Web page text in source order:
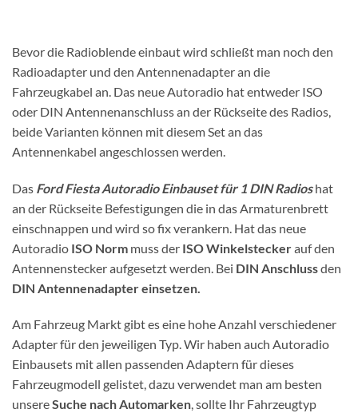
Bevor die Radioblende einbaut wird schließt man noch den
Radioadapter und den Antennenadapter an die
Fahrzeugkabel an. Das neue Autoradio hat entweder ISO
oder DIN Antennenanschluss an der Rückseite des Radios,
beide Varianten können mit diesem Set an das
Antennenkabel angeschlossen werden.
Das Ford Fiesta Autoradio Einbauset für 1 DIN Radioshat
an der Rückseite Befestigungen die in das Armaturenbrett
einschnappen und wird so fix verankern. Hat das neue
Autoradio ISO Norm muss der ISO Winkelsteckerauf den
Antennenstecker aufgesetzt werden. Bei DIN Anschlussden
DIN Antennenadapter einsetzen.
Am Fahrzeug Markt gibt es eine hohe Anzahl verschiedener
Adapter für den jeweiligen Typ. Wir haben auch Autoradio
Einbausets mit allen passenden Adaptern für dieses
Fahrzeugmodell gelistet, dazu verwendet man am besten
unsereSuche nach Automarken, sollte Ihr Fahrzeugtyp